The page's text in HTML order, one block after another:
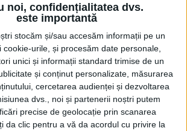
noi, confidențialitatea dvs.
este importantă
stocăm și/sau accesăm informații pe un
cookie-urile, și procesăm date personale,
unici și informații standard trimise de un
și conținut personalizate, măsurarea
cercetarea audienței și dezvoltarea
dvs., noi și partenerii noștri putem
precise de geolocație prin scanarea
da clic pentru a vă da acordul cu privire la
bune la concursul național
„Chimia – Artă între Științe”
29 APRILIE, 2026